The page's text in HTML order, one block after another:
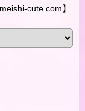
cute.com】